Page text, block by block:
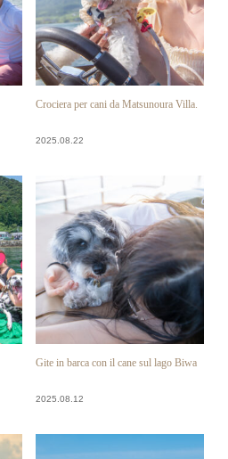
Crociera per cani da Matsunoura Villa.
2025.08.22
Gite in barca con il cane sul lago Biwa
2025.08.12